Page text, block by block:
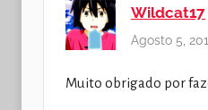
Wildcat17
Agosto 5,
Muito obrigado por